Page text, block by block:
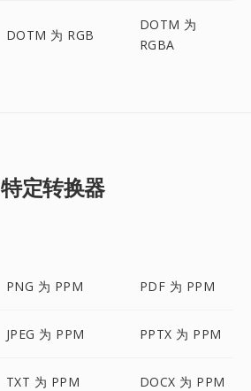
DOTM 为 RGB
DOTM 为
RGBA
特定转换器
PNG 为 PPM PDF 为 PPM
JPEG 为 PPM PPTX 为 PPM
TXT 为 PPM DOCX 为 PPM